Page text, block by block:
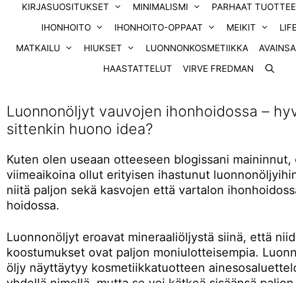
KIRJASUOSITUKSET MINIMALISMI PARHAAT
IHONHOITO
IHONHOITO-OPPAAT MEIKIT
MATKAILU
HIUKSET LUONNONKOSMETIIKKA
HAASTATTELUT
VIRVE FREDMAN
Luonnonöljyt vauvojen ihonhoidossa –
sittenkin huono idea?
Kuten olen useaan otteeseen blogissani maininnut,
viimeaikoina ollut erityisen ihastunut
niitä paljon sekä kasvojen että vartalon
hoidossa.
Luonnonöljyt eroavat mineraaliöljystä siinä, että
koostumukset ovat paljon moniulotteisempia.
öljy näyttäytyy kosmetiikkatuotteen